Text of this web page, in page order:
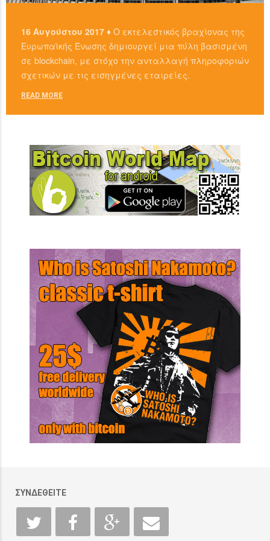
16 Αυγούστου 2017 ♦ Ο εκτελεστικός βραχίονας της
Ευρωπαϊκής Ένωσης δημιουργεί μια πύλη βασισμένη
σε blockchain, με στόχο την ανταλλαγή πληροφοριών
σχετικών με τις εισηγμένες εταιρείες.
READ MORE
ΣΥΝΔΕΘΕΙΤΕ